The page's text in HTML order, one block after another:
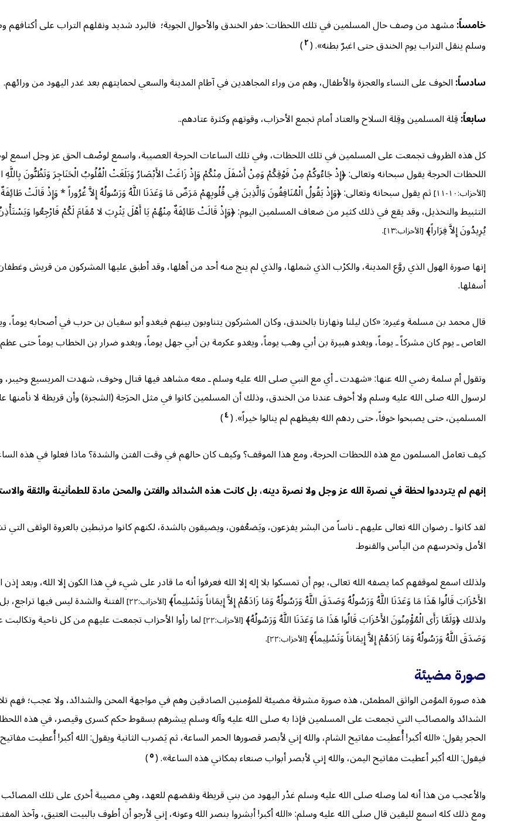
خامساً:مشهد من وصف حال المسلمين في تلك اللحظات: حفر الخندق والأحوال الجوية؛ فالبرد شديد ونقلهم التراب على أكتافهم
وسلم ينقل التراب يوم الخندق حتى اغبرّ بطنه». (٢)
سادساً:الخوف على النساء والعجزة والأطفال، وهم من وراء المجاهدين في آطام المدينة والسعي لحمايتهم بعد غدر اليهود من ورائهم.
سابعاً:قِلة المسلمين وقِلة السلاح والعتاد أمام تجمع الأحزاب، وقوتهم وكثرة عتادهم..
كل هذه الظروف تجمعت على المسلمين في تلك اللحظات، وفي تلك الساعات الحرجة العصيبة، واسمع لوصْف الحق عز وجل اسمع
اللحظات الحرجة يقول سبحانه وتعالى: ﴿إِذْ جَاءُوكُمْ مِنْ فَوْقِكُمْ وَمِنْ أَسْفَلَ مِنْكُمْ وَإِذْ زَاغَتْ الأَبْصَارُ وَبَلَغَتْ الْقُلُوبُ الْحَنَاجِرَ وَتَظُنُّونَ بِاللَّهِ
[الأحزاب:١٠-١١]
ثم يقول سبحانه وتعالى: ﴿وَإِذْ يَقُولُ الْمُنَافِقُونَ وَالَّذِينَ فِي قُلُوبِهِمْ مَرَضٌ مَا وَعَدَنَا اللَّهُ وَرَسُولُهُ إِلاَّ غُرُوراً * وَإِذْ قَالَتْ
التثبيط والتخذيل، وقد يقع في ذلك كثير من ضعاف المسلمين اليوم: ﴿وَإِذْ قَالَتْ طَائِفَةٌ مِنْهُمْ يَا أَهْلَ يَثْرِبَ لا مُقَامَ لَكُمْ فَارْجِعُوا
يُرِيدُونَ إِلاَّ فِرَاراً﴾[الأحزاب:١٣]
.
إنها صورة الهول الذي روَّع المدينة، والكرْب الذي شملها، والذي لم ينج منه أحد من أهلها، وقد أطبق عليها المشركون من قريش
أسفلها.
قال محمد بن مسلمة وغيره: «كان ليلنا ونهارنا بالخندق، وكان المشركون يتناوبون بينهم فيغدو أبو سفيان بن حرب في أصحابه يوماً،
العاص ـ يوم كان مشركاً ـ يوماً، ويغدو هبيرة بن أبي وهب يوماً، ويغدو عكرمة بن أبي جهل يوماً، ويغدو ضرار بن الخطاب يوماً حتى
وتقول أم سلمة رضي الله عنها: «شهدت ـ أي مع النبي صلى الله عليه وسلم ـ معه مشاهد فيها قتال وخوف، شهدت المريسيع وخيبر،
لرسول الله صلى الله عليه وسلم ولا أخوف عندنا من الخندق، وذلك أن المسلمين كانوا في مثل الحرَجة (الشجرة) وأن قريظة لا
المسلمين، حتى يصبحوا خوفاً، حتى ردهم الله بغيظهم لم ينالوا خيراً». (٤)
كيف تعامل المسلمون مع هذه اللحظات الحرجة، ومع هذا الموقف؟ وكيف كان حالهم في وقت الفتن والشدة؟ ماذا فعلوا في هذه
إنهم لم يترددوا لحظة في نصرة الله عز وجل ولا نصرة دينه، بل كانت هذه الشدائد والفتن والمحن مادة للطمأنينة والثقة
لقد كانوا ـ رضوان الله تعالى عليهم ـ ناساً من البشر يفزعون، ويَضعُفون، ويضيقون بالشدة، لكنهم كانوا مرتبطين بالعروة الوثقى
الأمل وتحرسهم من اليأس والقنوط.
ولذلك اسمع لموقفهم كما يصفه الله تعالى، يوم أن تمسكوا بلا إله إلا الله فعرفوا أنه ما قادر على شيء في هذا الكون إلا الله، وبعد
الأَحْزَابَ قَالُوا هَذَا مَا وَعَدَنَا اللَّهُ وَرَسُولُهُ وَصَدَقَ اللَّهُ وَرَسُولُهُ وَمَا زَادَهُمْ إِلاَّ إِيمَاناً وَتَسْلِيماً﴾[الأحزاب:٢٢]
الفتنة والشدة ليس فيها
ولذلك ﴿وَلَمَّا رَأَى الْمُؤْمِنُونَ الأَحْزَابَ قَالُوا هَذَا مَا وَعَدَنَا اللَّهُ وَرَسُولُهُ﴾[الأحزاب:٢٢]
لما رأوا الأحزاب تجمعت عليهم من كل ناحية وتكالبت
وَصَدَقَ اللَّهُ وَرَسُولُهُ وَمَا زَادَهُمْ إِلاَّ إِيمَاناً وَتَسْلِيماً﴾[الأحزاب:٢٢] .
صورة مضيئة
هذه صورة المؤمن الواثق المطمئن، هذه صورة مشرقة مضيئة للمؤمنين الصادقين وهم في مواجهة المحن والشدائد، ولا عجب؛ فهم
الشدائد والمصائب التي تجمعت على المسلمين فإذا به صلى الله عليه وآله وسلم يبشرهم بسقوط حكم كسرى وقيصر، في هذه
الحجر يقول: «الله أكبر! أُعطيت مفاتيح الشام، والله إني لأبصر قصورها الحمر الساعة، ثم يَضرب الثانية ويقول: الله أكبر! أُعطيت
فيقول: الله أكبر أعطيت مفاتيح اليمن، والله إني لأبصر أبواب صنعاء بمكاني هذه الساعة». (٥)
والأعجب من هذا أنه لما وصله صلى الله عليه وسلم غدْر اليهود من بني قريظة ونقضهم للعهد، وهي مصيبة أخرى على تلك
ومع ذلك كله اسمع لليقين قال صلى الله عليه وسلم: «الله أكبر! أبشروا بنصر الله وعونه، إني لأرجو أن أطوف بالبيت العتيق، وآخذ